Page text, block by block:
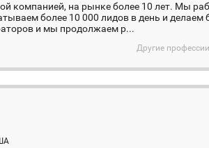
компанией, на рынке более 10 лет. Мы
более 10 000 лидов в день и делаем
и мы продолжаем р...
Другие